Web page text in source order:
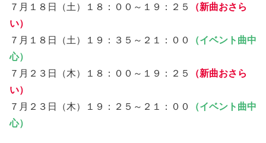
７月１８日（土）１８：００～１９：２５
（新曲おさら
い）
７月１８日（土）１９：３５～２１：００
（イベント曲中
心）
７月２３日（木）１８：００～１９：２５
（新曲おさら
い）
７月２３日（木）１９：２５～２１：００
（イベント曲中
心）